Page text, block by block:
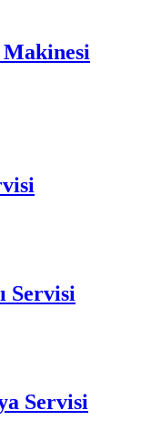
Makinesi
Servisi
Servisi